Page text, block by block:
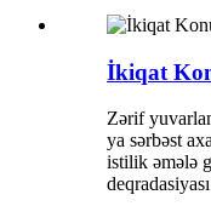
İkiqat
Zərif
ya sərbəst
istilik əmələ